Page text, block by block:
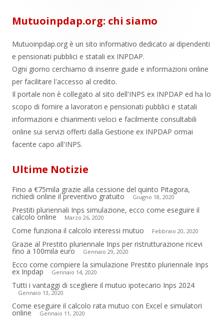
Mutuoinpdap.org: chi siamo
Mutuoinpdap.org è un sito informativo dedicato ai dipendenti
e pensionati pubblici e statali ex INPDAP.
Ogni giorno cerchiamo di inserire guide e informazioni online
per facilitare l'accesso al credito.
Il portale non è collegato al sito dell'INPS ex INPDAP ed ha lo
scopo di fornire a lavoratori e pensionati pubblici e statali
informazioni e chiarimenti veloci e facilmente consultabili
online sui servizi offerti dalla Gestione ex INPDAP ormai
facente capo all'INPS.
Ultime Notizie
Fino a €75mila grazie alla cessione del quinto Pitagora,
richiedi online il preventivo gratuito Giugno 18, 2020
Prestiti pluriennali Inps simulazione, ecco come eseguire il
calcolo online Marzo 26, 2020
Come funziona il calcolo interessi mutuo Febbraio 20, 2020
Grazie al Prestito pluriennale Inps per ristrutturazione ricevi
fino a 100mila euro Gennaio 29, 2020
Ecco come compiere la simulazione Prestito pluriennale Inps
ex Inpdap Gennaio 14, 2020
Tutti i vantaggi di scegliere il mutuo ipotecario Inps 2024
Gennaio 13, 2020
Come eseguire il calcolo rata mutuo con Excel e simulatori
online Gennaio 11, 2020